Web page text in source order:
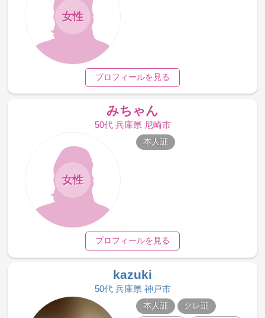
女性
プロフィールを見る
みちゃん
50代 兵庫県 尼崎市
女性
本人証
プロフィールを見る
kazuki
50代 兵庫県 神戸市
本人証
クレ証